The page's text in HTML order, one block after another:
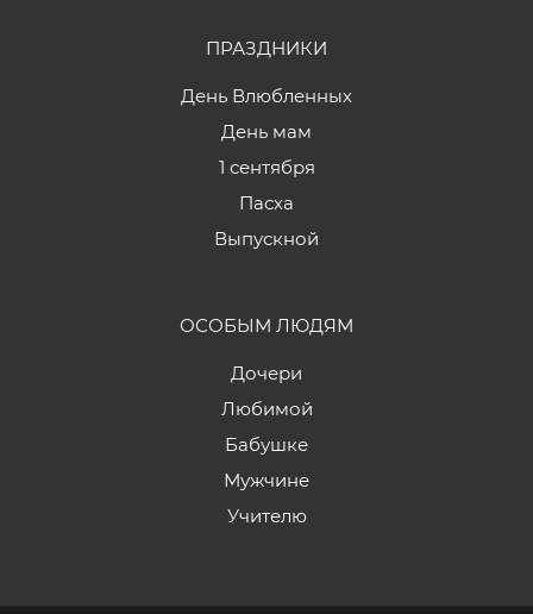
ПРАЗДНИКИ
День Влюбленных
День мам
1 сентября
Пасха
Выпускной
ОСОБЫМ ЛЮДЯМ
Дочери
Любимой
Бабушке
Мужчине
Учителю